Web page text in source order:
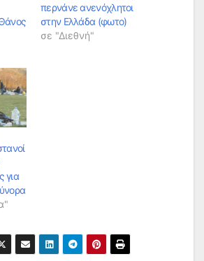
περνάνε ανενόχλητοι
στην Ελλάδα (φωτο)
σε "Διεθνή"
για